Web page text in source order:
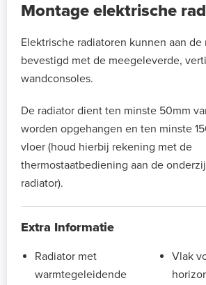
Montage elektrische
Elektrische radiatoren kunnen aan de
bevestigd met de meegeleverde,
wandconsoles.
De radiator dient ten minste 50mm
worden opgehangen en ten minste
vloer (houd hierbij rekening met de
thermostaatbediening aan de
radiator).
Extra Informatie
Radiator met
warmtegeleidende
Vlak